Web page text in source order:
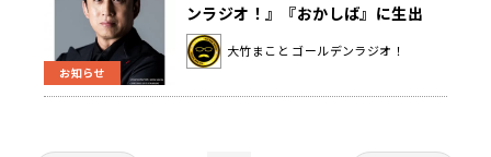
お知らせ
ンラジオ！』『おかしば』に生出
演！ 「鬼平犯科帳」への思いを語る
大竹まこと ゴールデンラジオ！